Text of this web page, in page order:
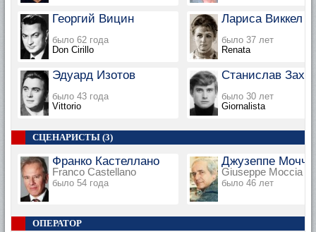
Георгий Вицин
было 62 года
Don Cirillo
Лариса Виккел
было 37 лет
Renata
Эдуард Изотов
было 43 года
Vittorio
Станислав
было 30 лет
Giornalista
СЦЕНАРИСТЫ (3)
Франко Кастеллано
Franco Castellano
было 54 года
Джузеппе Мочча
Giuseppe Moccia
было 46 лет
ОПЕРАТОР